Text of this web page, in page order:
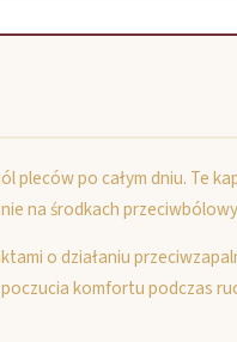
po całym dniu. Te
na środkach
o działaniu
komfortu podczas